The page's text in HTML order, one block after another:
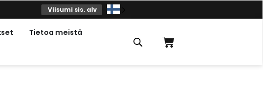
Viisumi sis. alv
Tietoa meistä
Ostoskori